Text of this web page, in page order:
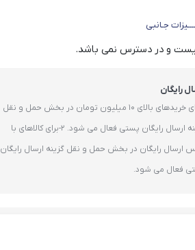
جـانبی
و در دسترس نمی باشد.
رایگان
1-برای خریدهای بالای 10 میلیون تومان در بخش حمل و نقل
گزینه ارسال رایگان پستی فعال می شود. 2-برای کالاهای با
ارسال رایگان در بخش حمل و نقل گزینه ارسال رایگان
فعال می شود.